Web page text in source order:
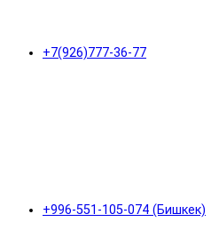
+7(926)777-36-77
+996-551-105-074 (Бишкек)